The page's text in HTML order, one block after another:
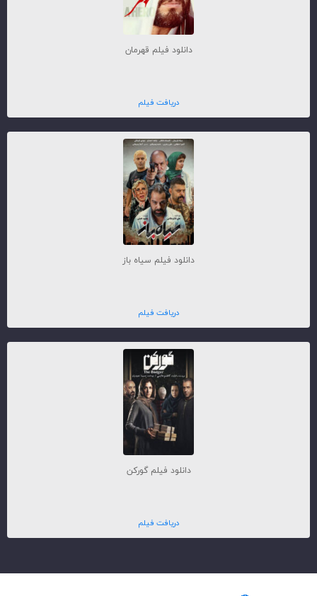
دانلود فیلم قهرمان
دریافت فیلم
دانلود فیلم سیاه باز
دریافت فیلم
دانلود فیلم گورکن
دریافت فیلم